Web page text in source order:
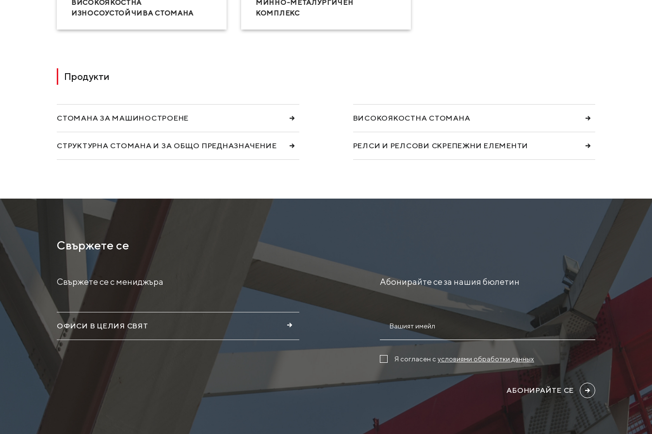
ВИСОКОЯКОСТНА
ИЗНОСОУСТОЙЧИВА СТОМАНА
МИННО-МЕТАЛУРГИЧЕН
КОМПЛЕКС
Продукти
СТОМАНА ЗА МАШИНОСТРОЕНЕ
СТРУКТУРНА СТОМАНА И ЗА ОБЩО ПРЕДНАЗНАЧЕНИЕ
ВИСОКОЯКОСТНА СТОМАНА
РЕЛСИ И РЕЛСОВИ СКРЕПЕЖНИ ЕЛЕМЕНТИ
Свържете се
Свържете се с мениджъра Абонирайте се за нашия бюлетин
ОФИСИ В ЦЕЛИЯ СВЯТ
Я согласен с условиями обработки данных
АБОНИРАЙТЕ СЕ